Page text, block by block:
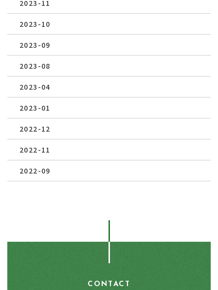
2023-11
2023-10
2023-09
2023-08
2023-04
2023-01
2022-12
2022-11
2022-09
CONTACT